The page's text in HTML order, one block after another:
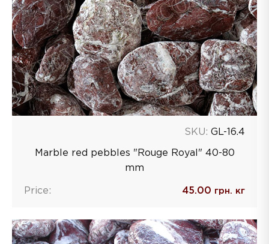
SKU: GL-16.4
Marble red pebbles "Rouge Royal" 40-80
mm
Price: 45.00 грн. кг